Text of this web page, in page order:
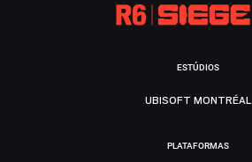
ESTÚDIOS
UBISOFT MONTRÉAL
PLATAFORMAS